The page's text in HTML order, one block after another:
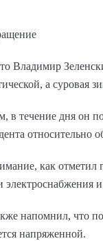
Владимир
а суровая
в течение дня он
относительно
как отметил
электроснабжения
напомнил, что
напряженной.